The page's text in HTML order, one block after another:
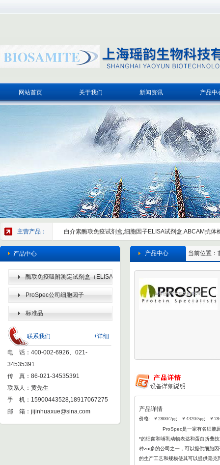
网站首页 关于我们 新闻资讯 产品中
主营产品： 白介素酶联免疫试剂盒,细胞因子ELISA试剂盒,ABCAM抗体
产品中心
酶联免疫吸附测定试剂盒（ELISA
KIT） ProSpec公司细胞因子
标准品
+详细
联系我们
电 话：400-002-6926、021-
34535391
传 真：86-021-34535391
联系人：黄先生
手 机：15900443528,18917067275
邮 箱： jijinhuaxue@sina.com
当前位置：
产品中心
产品详情
价格: ￥2800/2μg ￥4320/5μg ￥
ProSpec是一家有名细胞
*的细菌和哺乳动物表达和蛋白折叠
种zui多的公司之一，可以提供细胞
的生产工艺和规模使其可以提供毫